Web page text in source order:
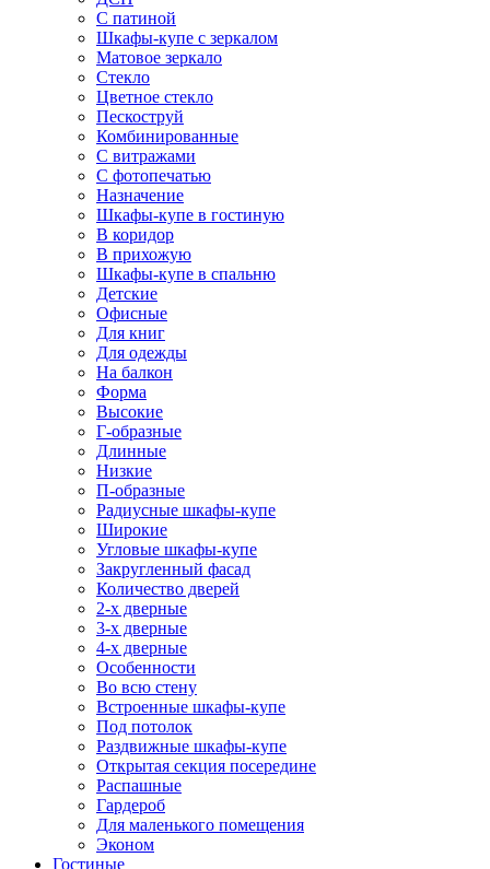
С патиной
Шкафы-купе с зеркалом
Матовое зеркало
Стекло
Цветное стекло
Пескоструй
Комбинированные
С витражами
С фотопечатью
Назначение
Шкафы-купе в гостиную
В коридор
В прихожую
Шкафы-купе в спальню
Детские
Офисные
Для книг
Для одежды
На балкон
Форма
Высокие
Г-образные
Длинные
Низкие
П-образные
Радиусные шкафы-купе
Широкие
Угловые шкафы-купе
Закругленный фасад
Количество дверей
2-х дверные
3-х дверные
4-х дверные
Особенности
Во всю стену
Встроенные шкафы-купе
Под потолок
Раздвижные шкафы-купе
Открытая секция посередине
Распашные
Гардероб
Для маленького помещения
Эконом
Гостиные